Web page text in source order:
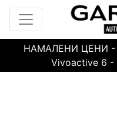
НАМАЛЕНИ ЦЕНИ -
Vivoactive 6 -